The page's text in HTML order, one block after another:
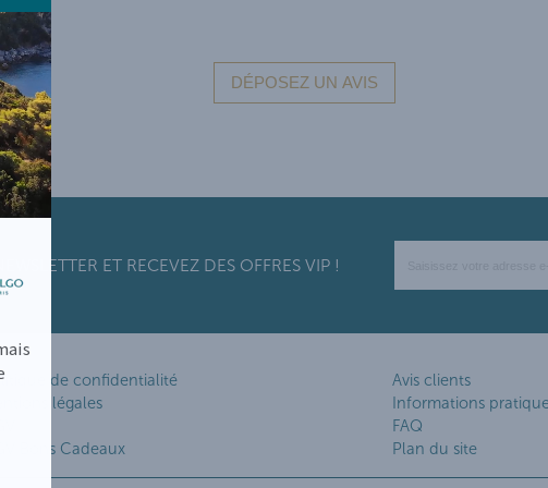
ET RECEVEZ DES OFFRES VIP !
de confidentialité
légales
Bons Cadeaux
Avis clients
Informations
FAQ
Plan du site